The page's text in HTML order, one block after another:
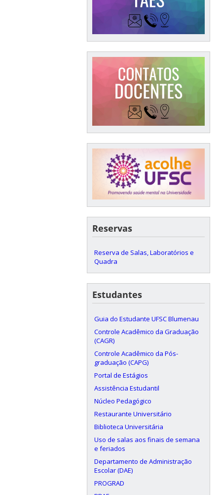
Reservas
Reserva de Salas, Laboratórios e
Quadra
Estudantes
Guia do Estudante UFSC Blumenau
Controle Acadêmico da Graduação
(CAGR)
Controle Acadêmico da Pós-
graduação (CAPG)
Portal de Estágios
Assistência Estudantil
Núcleo Pedagógico
Restaurante Universitário
Biblioteca Universitária
Uso de salas aos finais de semana
e feriados
Departamento de Administração
Escolar (DAE)
PROGRAD